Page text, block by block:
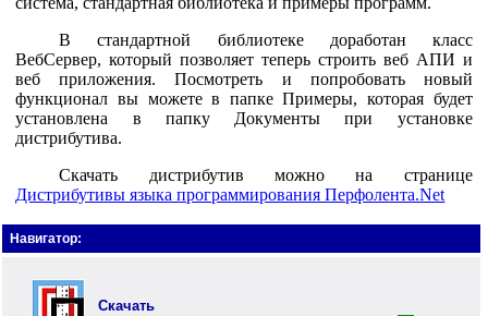
В стандартной библиотеке доработан класс
ВебСервер, который позволяет теперь строить веб АПИ и
веб приложения. Посмотреть и попробовать новый
функционал вы можете в папке Примеры, которая будет
установлена в папку Документы при установке
дистрибутива.
Скачать дистрибутив можно на странице
Дистрибутивы языка программирования Перфолента.Net
Навигатор:
Скачать